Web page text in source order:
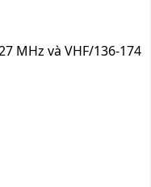
MHz và VHF/136-174